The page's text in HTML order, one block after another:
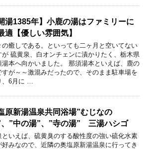
湯1385年】小鹿の湯はファミリーに
適【優しい雰囲気】
の癒しである。といっても二ヶ月と空いてない
が 硫黄泉、白オンチェンに漬かりたく、栃木県
湯本へ向かいました。 那須湯本といえば、鹿の
すが～～激混みだったので、そのまま駐車場を
、6月に …
原新湯温泉共同浴場”むじなの
、”中の湯”、”寺の湯” 三湯ハシゴ
といえば、硫黄臭のする酸性度の強い硫化水素
好みなので、近隣の奥塩原新湯温泉に行ってき